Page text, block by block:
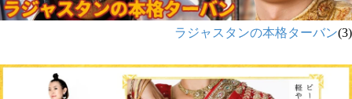
ラジャスタンの本格ターバン(3)